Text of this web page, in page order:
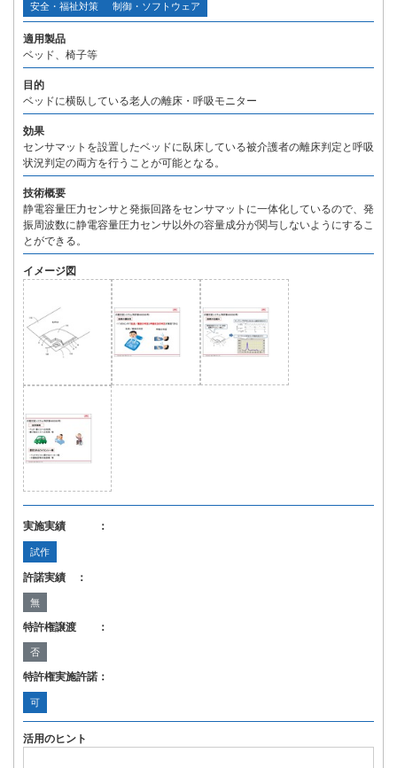
安全・福祉対策 制御・ソフトウェア
適用製品
ベッド、椅子等
目的
ベッドに横臥している老人の離床・呼吸モニター
効果
センサマットを設置したベッドに臥床している被介護者の離床判定と呼吸
状況判定の両方を行うことが可能となる。
技術概要
静電容量圧力センサと発振回路をセンサマットに一体化しているので、発
振周波数に静電容量圧力センサ以外の容量成分が関与しないようにするこ
とができる。
イメージ図
実施実績 ：
試作
許諾実績 ：
無
特許権譲渡 ：
否
特許権実施許諾：
可
活用のヒント